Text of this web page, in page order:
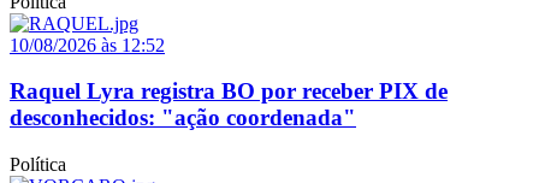
10/08/2026 às 12:52
Raquel Lyra registra BO por receber PIX de
desconhecidos: "ação coordenada"
Política